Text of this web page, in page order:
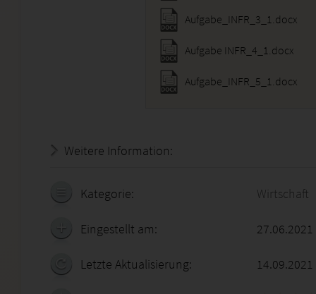
Aufgabe_INFR_3_1.docx
Aufgabe INFR_4_1.docx
Aufgabe_INFR_5_1.docx
Weitere Information:
Kategorie: Wirtschaft
Eingestellt am:
Letzte Aktualisierung: 14.09.2021